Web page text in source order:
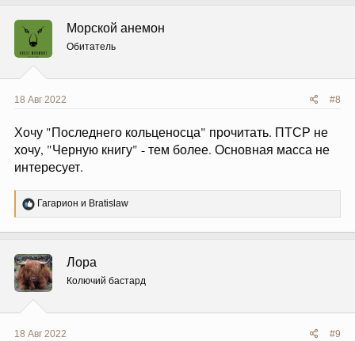
ц
и
и
:
Морской анемон
Обитатель
18 Авг 2022 #8
Хочу "Последнего кольценосца" прочитать. ПТСР не
хочу, "Черную книгу" - тем более. Основная масса не
интересует.
Р
е
ц
и
и
:
Гагарион и Bratislaw
Лора
Колючий бастард
18 Авг 2022 #9